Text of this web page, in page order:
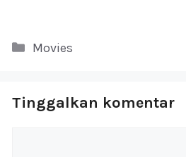
Kategori
Movies
Tinggalkan komentar